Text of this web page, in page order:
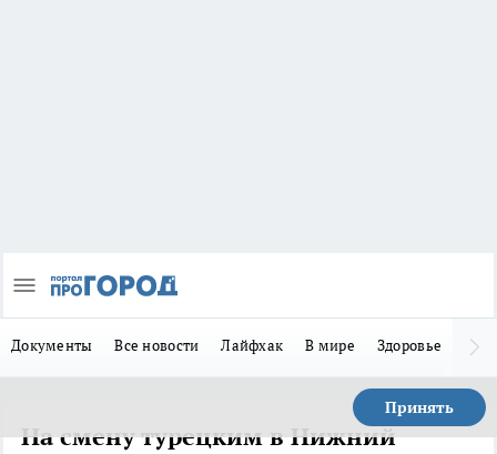
Документы Все новости Лайфхак В мире Здоровье
Принять
На смену турецким в Нижний